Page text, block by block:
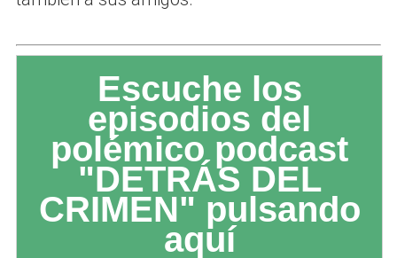
Escuche los
episodios del
polémico podcast
"DETRÁS DEL
CRIMEN" pulsando
aquí